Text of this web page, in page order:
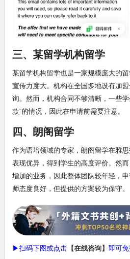
三、某留学机构留学
某留学机构留学也是一家规模庞大的
宣传力度大。机构在全国多地设有加
询。然而，机构合同不够清晰，一些
款”的情况，因此在申请前需要注意。
四、朗阁留学
作为语培领域的专家，朗阁留学在雅
表现优异，得到学生的高度评价。然
增加的业务，因此整体团队较年轻，
师态度良好，但提供的方案较为保守。
▶扫码下图或点击 【在线咨询】 即可